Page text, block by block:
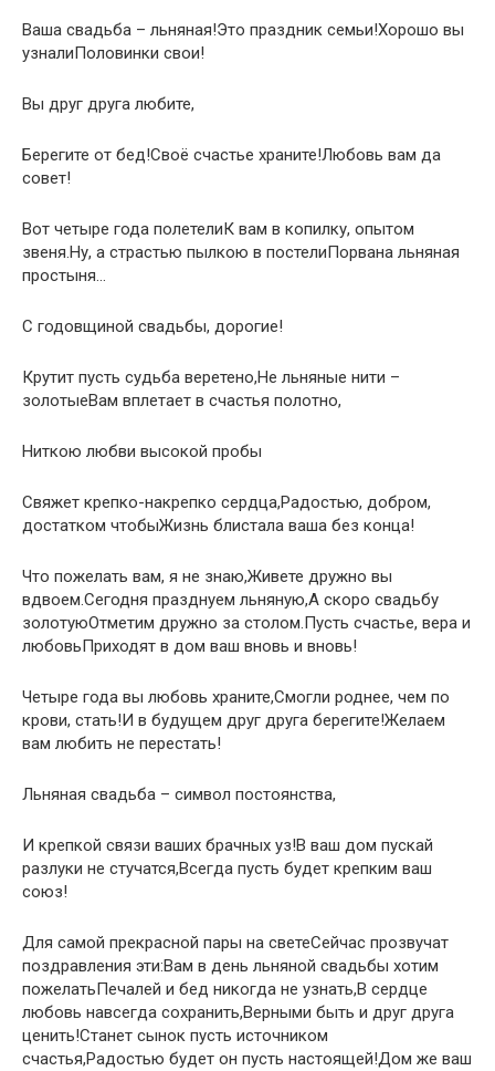
Ваша свадьба – льняная!Это праздник семьи!Хорошо вы
узналиПоловинки свои!
Вы друг друга любите,
Берегите от бед!Своё счастье храните!Любовь вам да
совет!
Вот четыре года полетелиК вам в копилку, опытом
звеня.Ну, а страстью пылкою в постелиПорвана льняная
простыня…
С годовщиной свадьбы, дорогие!
Крутит пусть судьба веретено,Не льняные нити –
золотыеВам вплетает в счастья полотно,
Ниткою любви высокой пробы
Свяжет крепко-накрепко сердца,Радостью, добром,
достатком чтобыЖизнь блистала ваша без конца!
Что пожелать вам, я не знаю,Живете дружно вы
вдвоем.Сегодня празднуем льняную,А скоро свадьбу
золотуюОтметим дружно за столом.Пусть счастье, вера и
любовьПриходят в дом ваш вновь и вновь!
Четыре года вы любовь храните,Смогли роднее, чем по
крови, стать!И в будущем друг друга берегите!Желаем
вам любить не перестать!
Льняная свадьба – символ постоянства,
И крепкой связи ваших брачных уз!В ваш дом пускай
разлуки не стучатся,Всегда пусть будет крепким ваш
союз!
Для самой прекрасной пары на светеСейчас прозвучат
поздравления эти:Вам в день льняной свадьбы хотим
пожелатьПечалей и бед никогда не узнать,В сердце
любовь навсегда сохранить,Верными быть и друг друга
ценить!Станет сынок пусть источником
счастья,Радостью будет он пусть настоящей!Дом же ваш